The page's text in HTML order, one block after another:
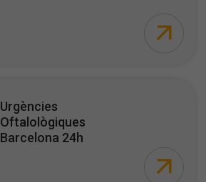
Urgències
Oftalològiques
Barcelona 24h